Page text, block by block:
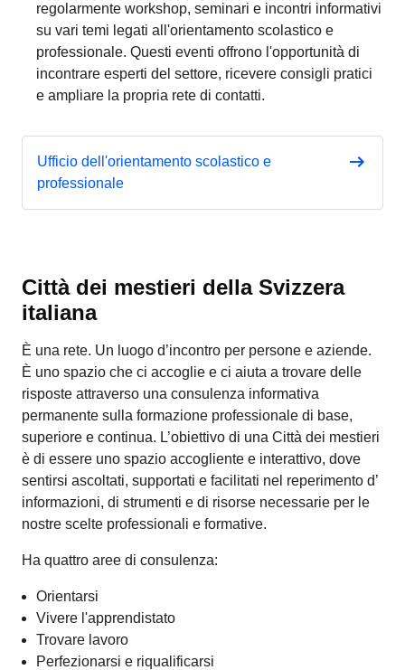
regolarmente workshop, seminari e incontri informativi
su vari temi legati all'orientamento scolastico e
professionale. Questi eventi offrono l'opportunità di
incontrare esperti del settore, ricevere consigli pratici
e ampliare la propria rete di contatti.
Ufficio dell'orientamento scolastico e
professionale
Città dei mestieri della Svizzera
italiana
È una rete. Un luogo d’incontro per persone e aziende.
È uno spazio che ci accoglie e ci aiuta a trovare delle
risposte attraverso una consulenza informativa
permanente sulla formazione professionale di base,
superiore e continua. L’obiettivo di una Città dei mestieri
è di essere uno spazio accogliente e interattivo, dove
sentirsi ascoltati, supportati e facilitati nel reperimento d’
informazioni, di strumenti e di risorse necessarie per le
nostre scelte professionali e formative.
Ha quattro aree di consulenza:
Orientarsi
Vivere l'apprendistato
Trovare lavoro
Perfezionarsi e riqualificarsi